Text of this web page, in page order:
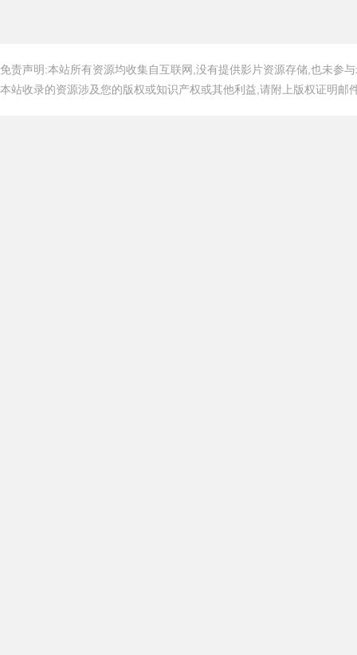
免责声明:本站所有资源均收集自互联网,没有提供影片资源存储,也未参
本站收录的资源涉及您的版权或知识产权或其他利益,请附上版权证明